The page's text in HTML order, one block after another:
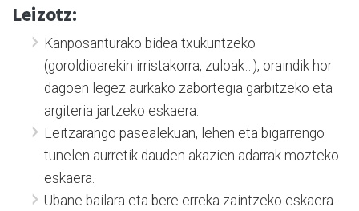
Leizotz:
Kanposanturako bidea txukuntzeko
(goroldioarekin irristakorra, zuloak…), oraindik hor
dagoen legez aurkako zabortegia garbitzeko eta
argiteria jartzeko eskaera.
Leitzarango pasealekuan, lehen eta bigarrengo
tunelen aurretik dauden akazien adarrak mozteko
eskaera.
Ubane bailara eta bere erreka zaintzeko eskaera.